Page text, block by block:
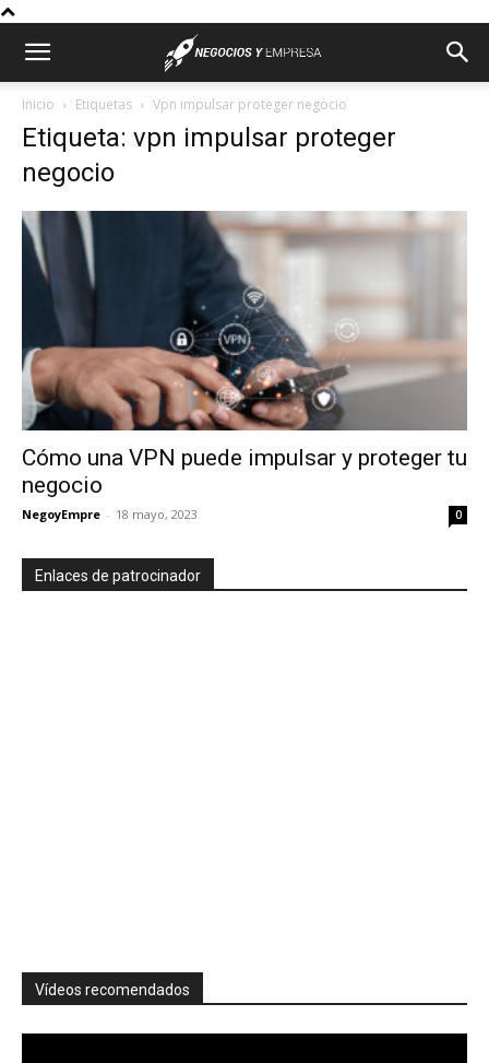
Inicio Etiquetas Vpn impulsar proteger negocio
Etiqueta: vpn impulsar proteger
negocio
Cómo una VPN puede impulsar y proteger tu
negocio
NegoyEmpre - 18 mayo, 2023 0
Enlaces de patrocinador
Vídeos recomendados